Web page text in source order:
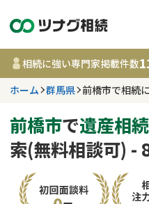
相続に強い専門家掲載件数
ホーム 群馬県 前橋市で相続
前橋市で遺産相続
索(無料相談可) -